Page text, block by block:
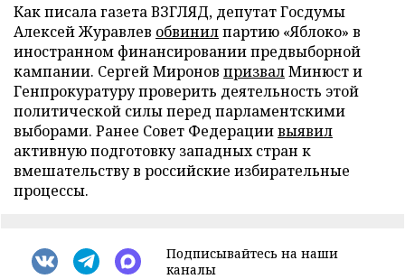
Как писала газета ВЗГЛЯД, депутат Госдумы
Алексей Журавлев обвинилпартию «Яблоко» в
иностранном финансировании предвыборной
кампании. Сергей Миронов призвалМинюст и
Генпрокуратуру проверить деятельность этой
политической силы перед парламентскими
выборами. Ранее Совет Федерациивыявил
активную подготовку западных стран к
вмешательству в российские избирательные
процессы.
Подписывайтесь на наши
каналы